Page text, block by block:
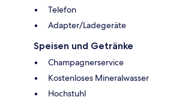
Telefon
Adapter/Ladegeräte
Speisen und Getränke
Champagnerservice
Kostenloses Mineralwasser
Hochstuhl